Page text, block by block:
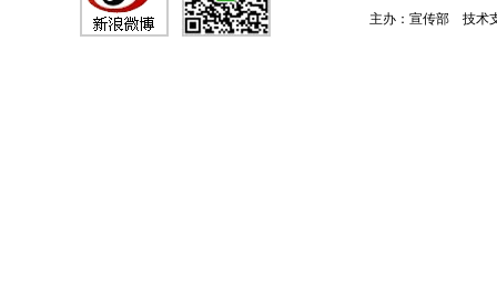
主办：宣传部 技术